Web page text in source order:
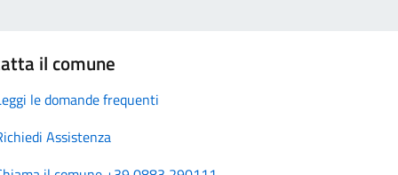
il comune
le domande frequenti
Assistenza